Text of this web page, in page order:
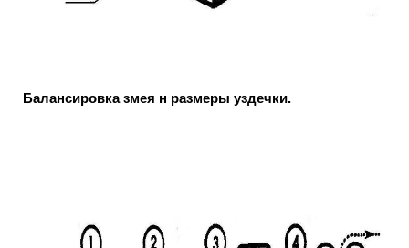
Балансировка змея н размеры уздечки.